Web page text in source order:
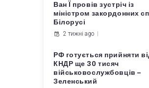
Ван Ї провів зустріч із
міністром закордонних
Білорусі
2 тижні ago
РФ готується прийняти
КНДР ще 30 тисяч
військовослужбовців –
Зеленський